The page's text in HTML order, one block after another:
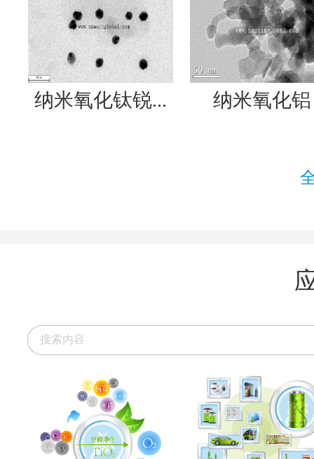
纳米氧化钛锐... 纳米氧化铝